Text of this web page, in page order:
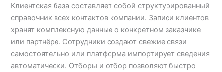
Клиентская база составляет собой структурированный
справочник всех контактов компании. Записи клиентов
хранят комплексную данные о конкретном заказчике
или партнёре. Сотрудники создают свежие связи
самостоятельно или платформа импортирует сведения
автоматически. Отборы и отбор позволяют быстро